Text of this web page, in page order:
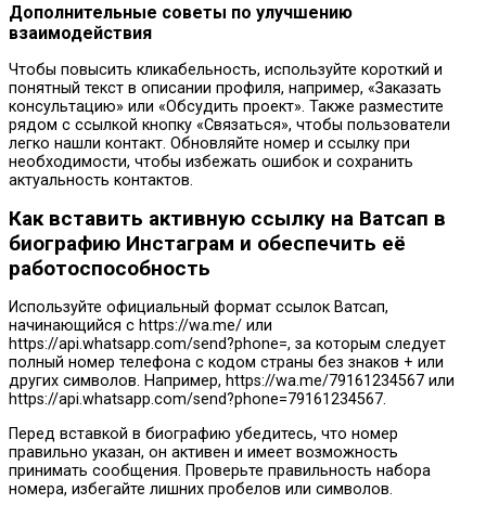
Дополнительные советы по улучшению
взаимодействия
Чтобы повысить кликабельность, используйте короткий и
понятный текст в описании профиля, например, «Заказать
консультацию» или «Обсудить проект». Также разместите
рядом с ссылкой кнопку «Связаться», чтобы пользователи
легко нашли контакт. Обновляйте номер и ссылку при
необходимости, чтобы избежать ошибок и сохранить
актуальность контактов.
Как вставить активную ссылку на Ватсап в
биографию Инстаграм и обеспечить её
работоспособность
Используйте официальный формат ссылок Ватсап,
начинающийся с https://wa.me/ или
https://api.whatsapp.com/send?phone=, за которым следует
полный номер телефона с кодом страны без знаков + или
других символов. Например, https://wa.me/79161234567 или
https://api.whatsapp.com/send?phone=79161234567.
Перед вставкой в биографию убедитесь, что номер
правильно указан, он активен и имеет возможность
принимать сообщения. Проверьте правильность набора
номера, избегайте лишних пробелов или символов.